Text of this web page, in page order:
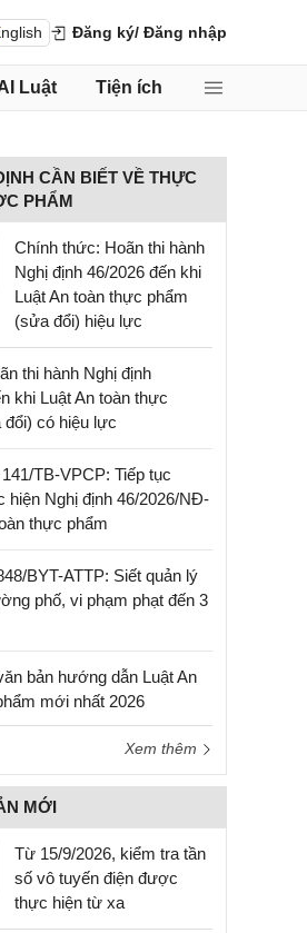
Đăng ký/ Đăng nhập
Luật Tiện ích
CẦN BIẾT VỀ THỰC
PHẨM
Chính thức: Hoãn thi hành
Nghị định 46/2026 đến khi
Luật An toàn thực phẩm
(sửa đổi) hiệu lực
thi hành Nghị định
khi Luật An toàn thực
có hiệu lực
TB-VPCP: Tiếp tục
hiện Nghị định 46/2026/NĐ-
thực phẩm
BYT-ATTP: Siết quản lý
phố, vi phạm phạt đến 3
bản hướng dẫn Luật An
mới nhất 2026
Xem thêm
MỚI
Từ 15/9/2026, kiểm tra tần
số vô tuyến điện được
thực hiện từ xa